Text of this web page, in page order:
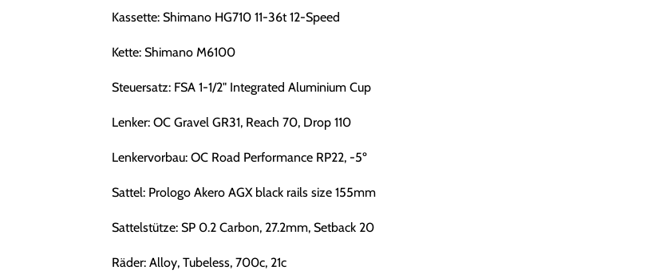
Kassette: Shimano HG710 11-36t 12-Speed
Kette: Shimano M6100
Steuersatz: FSA 1-1/2" Integrated Aluminium Cup
Lenker: OC Gravel GR31, Reach 70, Drop 110
Lenkervorbau: OC Road Performance RP22, -5º
Sattel: Prologo Akero AGX black rails size 155mm
Sattelstütze: SP 0.2 Carbon, 27.2mm, Setback 20
Räder: Alloy, Tubeless, 700c, 21c